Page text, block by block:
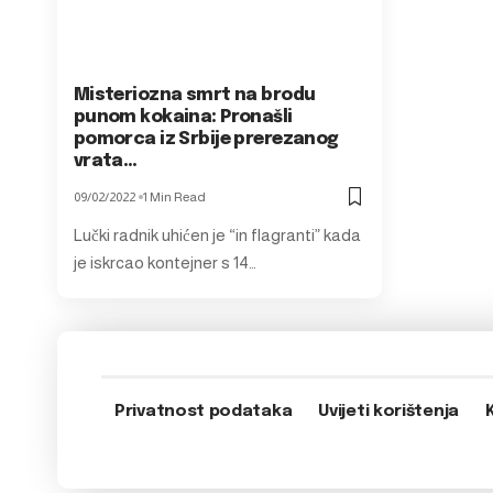
Misteriozna smrt na brodu
punom kokaina: Pronašli
pomorca iz Srbije prerezanog
vrata…
09/02/2022 1 Min Read
Lučki radnik uhićen je “in flagranti” kada
je iskrcao kontejner s 14…
Privatnost podataka Uvijeti korištenja